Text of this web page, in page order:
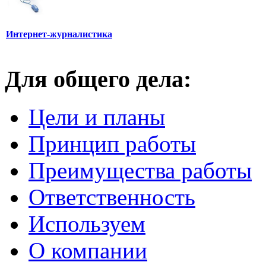
Интернет-журналистика
Для общего дела:
Цели и планы
Принцип работы
Преимущества работы
Ответственность
Используем
О компании